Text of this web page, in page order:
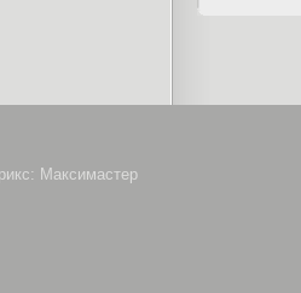
Максимастер